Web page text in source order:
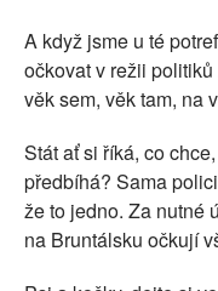
A když jsme u té
očkovat v režii
věk sem, věk tam, na
Stát ať si říká, co
předbíhá? Sama
že to jedno. Za nutné
na Bruntálsku očkují